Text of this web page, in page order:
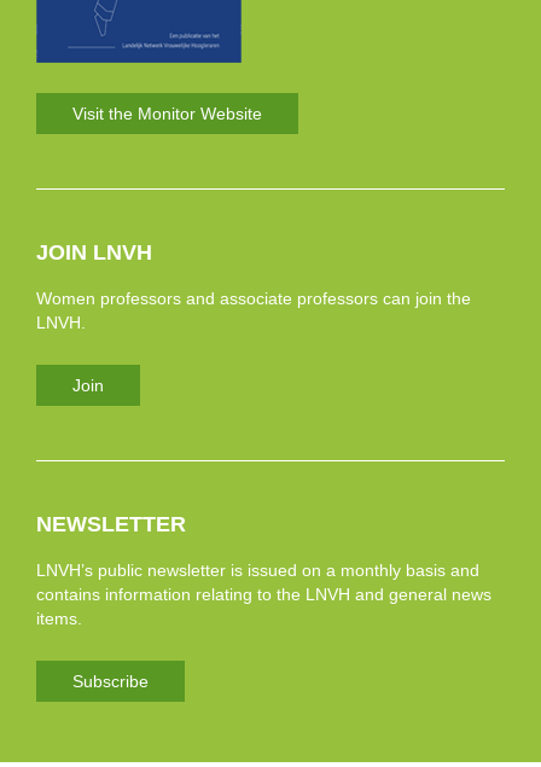
Visit the Monitor Website
JOIN LNVH
Women professors and associate professors can join the
LNVH.
Join
NEWSLETTER
LNVH’s public newsletter is issued on a monthly basis and
contains information relating to the LNVH and general news
items.
Subscribe